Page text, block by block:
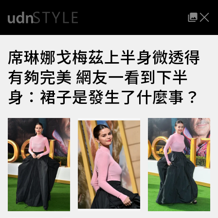
席琳娜戈梅茲上半身微透得
有夠完美 網友一看到下半
身：裙子是發生了什麼事？